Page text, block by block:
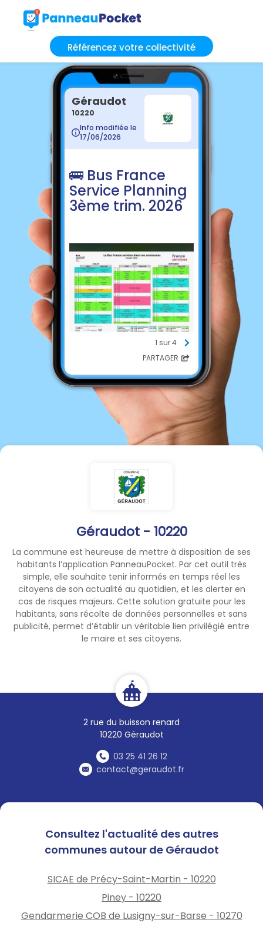
Référencez votre collectivité
Géraudot - 10220
La commune est heureuse de mettre à disposition de ses
habitants l’application PanneauPocket. Par cet outil très
simple, elle souhaite tenir informés en temps réel les
citoyens de son actualité au quotidien, et les alerter en
cas de risques majeurs. Cette solution gratuite pour les
habitants, sans récolte de données personnelles et sans
publicité, permet d’établir un véritable lien privilégié entre
le maire et ses citoyens.
2 rue du buisson renard
10220 Géraudot
03 25 41 26 12
contact@geraudot.fr
Géraudot
10220
Info modifiée le
17/06/2026
🚌 Bus France
Service Planning
3ème trim. 2026
1 sur 4
PARTAGER
Consultez l'actualité des autres
communes autour de Géraudot
SICAE de Précy-Saint-Martin - 10220
Piney - 10220
Gendarmerie COB de Lusigny-sur-Barse - 10270